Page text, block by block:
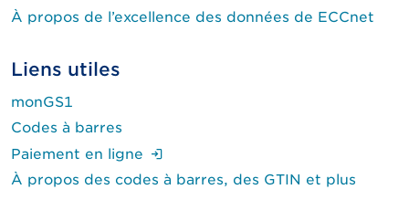
À propos de l’excellence des données de ECCnet
Liens utiles
monGS1
Codes à barres
Paiement en ligne
À propos des codes à barres, des GTIN et plus